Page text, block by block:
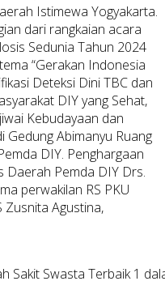
Istimewa Yogyakarta.
dari rangkaian acara
Sedunia Tahun 2024
“Gerakan Indonesia
Deteksi Dini TBC dan
DIY yang Sehat,
Kebudayaan dan
Gedung Abimanyu Ruang
DIY. Penghargaan
Daerah Pemda DIY Drs.
perwakilan RS PKU
Zusnita Agustina,
Sakit Swasta Terbaik 1